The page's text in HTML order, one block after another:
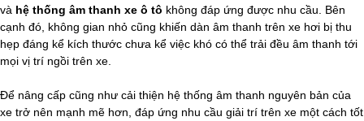
và hệ thống âm thanh xe ô tô không đáp ứng được nhu cầu. Bên
cạnh đó, không gian nhỏ cũng khiến dàn âm thanh trên xe hơi bị thu
hẹp đáng kể kích thước chưa kể việc khó có thể trải đều âm thanh tới
mọi vị trí ngồi trên xe.
Để nâng cấp cũng như cải thiện hệ thống âm thanh nguyên bản của
xe trở nên mạnh mẽ hơn, đáp ứng nhu cầu giải trí trên xe một cách tốt